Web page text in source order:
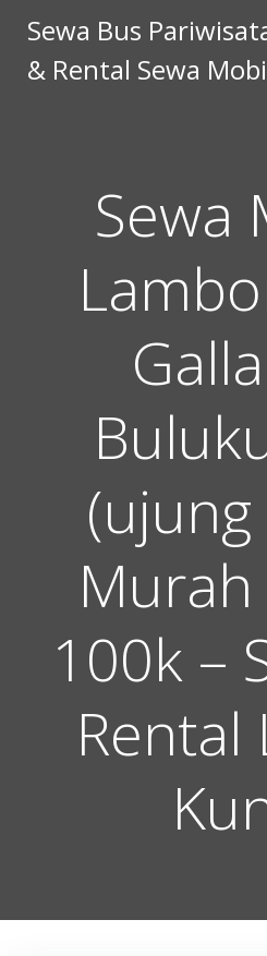
to
Sewa Bus
& Rental Sewa
Sewa
100k –
Rental